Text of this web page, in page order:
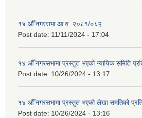
१४ औँ नगरसभा आ.व. २०८१/०८२
Post date: 11/11/2024 - 17:04
१४ औँ नगरसभामा प्रस्तुत भएको न्यायिक समिति
Post date: 10/26/2024 - 13:17
१४ औँ नगरसभामा प्रस्तुत भएको लेखा समतिको
Post date: 10/26/2024 - 13:16